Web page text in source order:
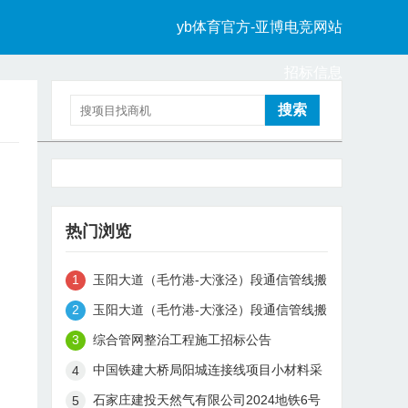
yb体育官方-亚博电竞网站
中标信息
热门浏览
玉阳大道（毛竹港-大涨泾）段通信管线搬
迁工程中标候选人公示
玉阳大道（毛竹港-大涨泾）段通信管线搬
迁工程（监理）中标候选人公示
综合管网整治工程施工招标公告
中国铁建大桥局阳城连接线项目小材料采
购招标公告
石家庄建投天然气有限公司2024地铁6号